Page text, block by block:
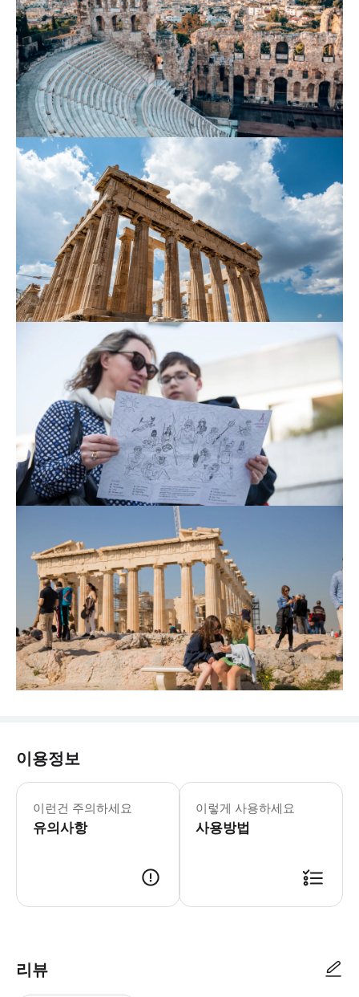
이용정보
이런건 주의하세요
유의사항
이렇게 사용하세요
사용방법
리뷰